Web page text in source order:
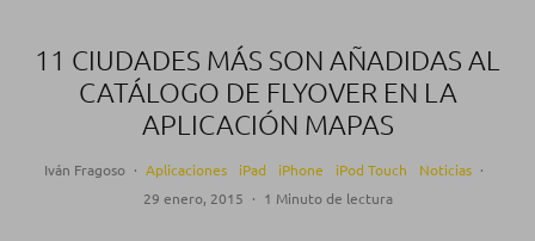
11 CIUDADES MÁS SON AÑADIDAS AL
CATÁLOGO DE FLYOVER EN LA
APLICACIÓN MAPAS
Iván Fragoso · Aplicaciones iPad iPhone iPod Touch Noticias ·
29 enero, 2015 · 1 Minuto de lectura